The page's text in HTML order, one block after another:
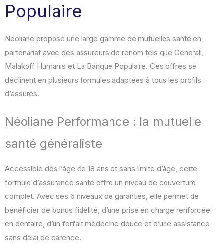
Populaire
Neoliane propose une large gamme de mutuelles santé en
partenariat avec des assureurs de renom tels que Generali,
Malakoff Humanis et La Banque Populaire. Ces offres se
déclinent en plusieurs formules adaptées à tous les profils
d’assurés.
Néoliane Performance : la mutuelle
santé généraliste
Accessible dès l’âge de 18 ans et sans limite d’âge, cette
formule d’assurance santé offre un niveau de couverture
complet. Avec ses 6 niveaux de garanties, elle permet de
bénéficier de bonus fidélité, d’une prise en charge renforcée
en dentaire, d’un forfait médecine douce et d’une assistance
sans délai de carence.